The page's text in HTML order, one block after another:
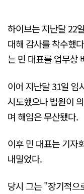
하이브는 지난달 22
대해 감사를 착수했
는 민 대표를 업무상
이어 지난달 31일 임
시도했으나 법원이
며 해임은 무산됐다.
이후 민 대표는 기자
내밀었다.
당시 그는 "장기적으